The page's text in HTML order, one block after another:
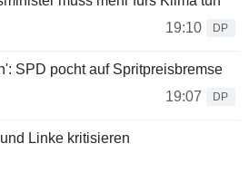
19:10
DP
SPD pocht auf Spritpreisbremse
19:07
DP
Linke kritisieren